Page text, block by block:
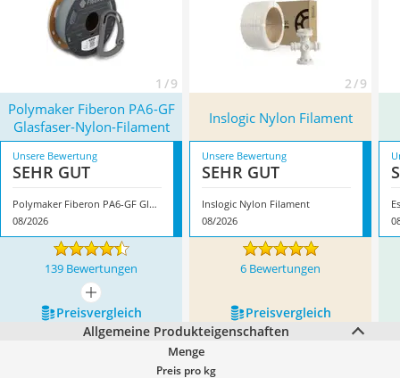
besonders das Modell
Polymaker Fiberon PA6-GF Glasfaser-
Nylon-Filament* mit seinen Eigenschaften.
1 / 9 2 / 9
Polymaker Fiberon PA6-GF
Glasfaser-Nylon-Filament
Inslogic Nylon Filament
Unsere Bewertung
SEHR GUT
Polymaker Fiberon PA6-GF Glasfaser-Nylon-Filament
08/2026
Unsere Bewertung
SEHR GUT
Inslogic Nylon Filament
08/2026
139 Bewertungen 6 Bewertungen
mehr anzeigen
Preis­vergleich
Preis­vergleich
Allgemeine Produkteigenschaften
Menge
Preis pro kg